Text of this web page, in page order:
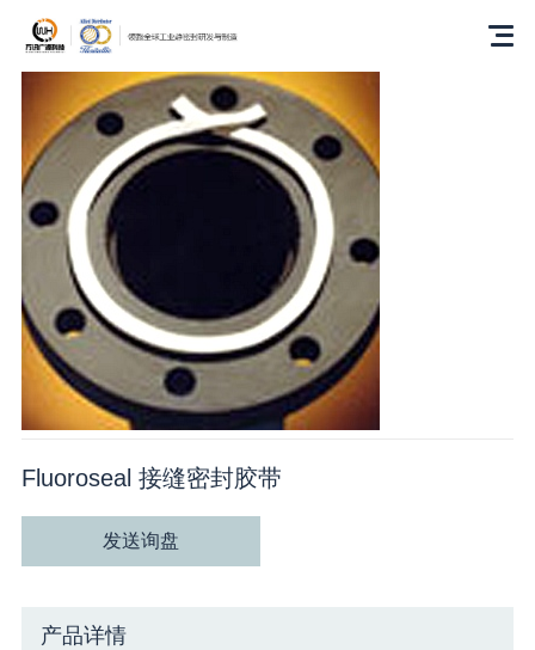
Fluoroseal 接缝密封胶带
发送询盘
产品详情